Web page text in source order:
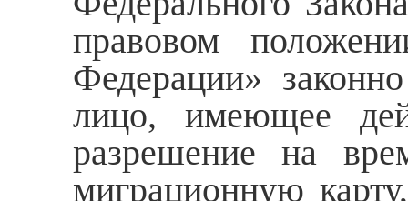
правовом
Федерации»
лицо, имеющее
разрешение на
миграционную